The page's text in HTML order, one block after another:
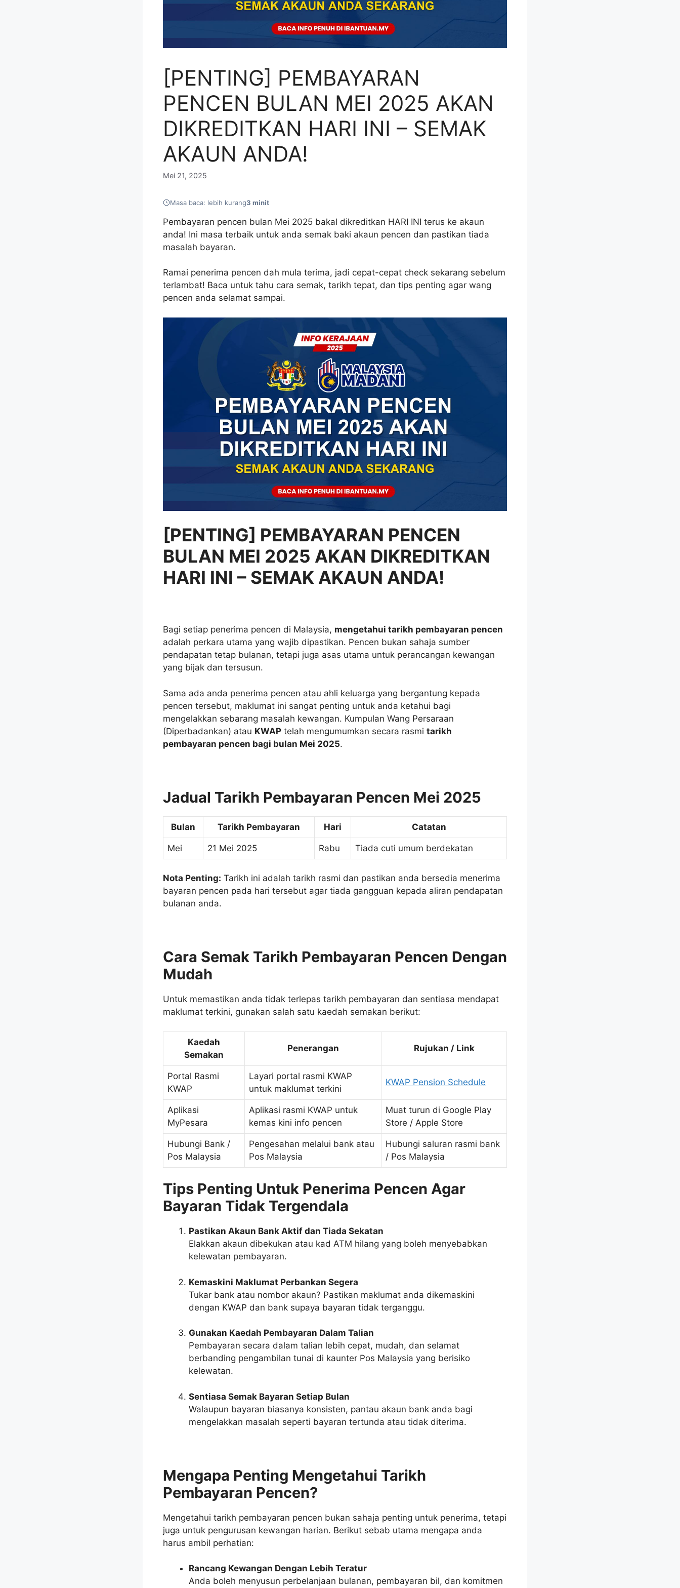
[PENTING] PEMBAYARAN
PENCEN BULAN MEI 2025 AKAN
DIKREDITKAN HARI INI – SEMAK
AKAUN ANDA!
Mei 21, 2025
Masa baca: lebih kurang3 minit
Pembayaran pencen bulan Mei 2025 bakal dikreditkan HARI INI terus ke akaun
anda! Ini masa terbaik untuk anda semak baki akaun pencen dan pastikan tiada
masalah bayaran.
Ramai penerima pencen dah mula terima, jadi cepat-cepat check sekarang sebelum
terlambat! Baca untuk tahu cara semak, tarikh tepat, dan tips penting agar wang
pencen anda selamat sampai.
[PENTING] PEMBAYARAN PENCEN
BULAN MEI 2025 AKAN DIKREDITKAN
HARI INI – SEMAK AKAUN ANDA!
Bagi setiap penerima pencen di Malaysia, mengetahui tarikh pembayaran pencen
adalah perkara utama yang wajib dipastikan. Pencen bukan sahaja sumber
pendapatan tetap bulanan, tetapi juga asas utama untuk perancangan kewangan
yang bijak dan tersusun.
Sama ada anda penerima pencen atau ahli keluarga yang bergantung kepada
pencen tersebut, maklumat ini sangat penting untuk anda ketahui bagi
mengelakkan sebarang masalah kewangan. Kumpulan Wang Persaraan
(Diperbadankan) atau KWAP telah mengumumkan secara rasmi tarikh
pembayaran pencen bagi bulan Mei 2025.
Jadual Tarikh Pembayaran Pencen Mei 2025
Bulan Tarikh Pembayaran Hari Catatan
Mei 21 Mei 2025 Rabu Tiada cuti umum berdekatan
Nota Penting: Tarikh ini adalah tarikh rasmi dan pastikan anda bersedia menerima
bayaran pencen pada hari tersebut agar tiada gangguan kepada aliran pendapatan
bulanan anda.
Cara Semak Tarikh Pembayaran Pencen Dengan
Mudah
Untuk memastikan anda tidak terlepas tarikh pembayaran dan sentiasa mendapat
maklumat terkini, gunakan salah satu kaedah semakan berikut:
Kaedah
Semakan
Penerangan Rujukan / Link
Portal Rasmi
KWAP
Layari portal rasmi KWAP
untuk maklumat terkini
KWAP Pension Schedule
Aplikasi
MyPesara
Aplikasi rasmi KWAP untuk
kemas kini info pencen
Muat turun di Google Play
Store / Apple Store
Hubungi Bank /
Pos Malaysia
Pengesahan melalui bank atau
Pos Malaysia
Hubungi saluran rasmi bank
/ Pos Malaysia
Tips Penting Untuk Penerima Pencen Agar
Bayaran Tidak Tergendala
Pastikan Akaun Bank Aktif dan Tiada Sekatan
Elakkan akaun dibekukan atau kad ATM hilang yang boleh menyebabkan
kelewatan pembayaran.
Kemaskini Maklumat Perbankan Segera
Tukar bank atau nombor akaun? Pastikan maklumat anda dikemaskini
dengan KWAP dan bank supaya bayaran tidak terganggu.
Gunakan Kaedah Pembayaran Dalam Talian
Pembayaran secara dalam talian lebih cepat, mudah, dan selamat
berbanding pengambilan tunai di kaunter Pos Malaysia yang berisiko
kelewatan.
Sentiasa Semak Bayaran Setiap Bulan
Walaupun bayaran biasanya konsisten, pantau akaun bank anda bagi
mengelakkan masalah seperti bayaran tertunda atau tidak diterima.
Mengapa Penting Mengetahui Tarikh
Pembayaran Pencen?
Mengetahui tarikh pembayaran pencen bukan sahaja penting untuk penerima, tetapi
juga untuk pengurusan kewangan harian. Berikut sebab utama mengapa anda
harus ambil perhatian:
Rancang Kewangan Dengan Lebih Teratur
Anda boleh menyusun perbelanjaan bulanan, pembayaran bil, dan komitmen